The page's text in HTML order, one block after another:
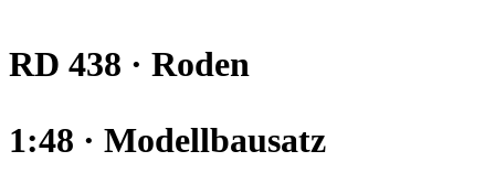
RD 438 · Roden
1:48 · Modellbausatz